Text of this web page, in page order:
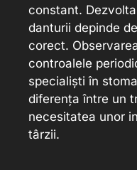
constant.
danturii depinde
corect.
controalele
specialiști în
diferența între un
necesitatea unor
târzii.